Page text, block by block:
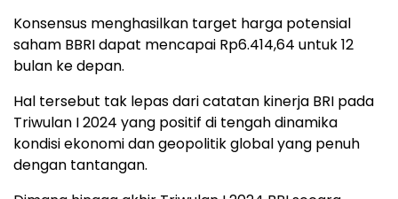
Konsensus menghasilkan target harga potensial
saham BBRI dapat mencapai Rp6.414,64 untuk 12
bulan ke depan.
Hal tersebut tak lepas dari catatan kinerja BRI pada
Triwulan I 2024 yang positif di tengah dinamika
kondisi ekonomi dan geopolitik global yang penuh
dengan tantangan.